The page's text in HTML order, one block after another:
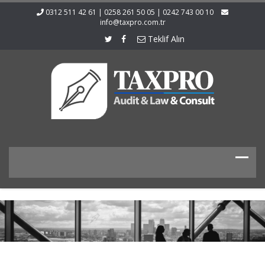
0312 511 42 61 | 0258 261 50 05 | 0242 743 00 10
info@taxpro.com.tr
Teklif Alın